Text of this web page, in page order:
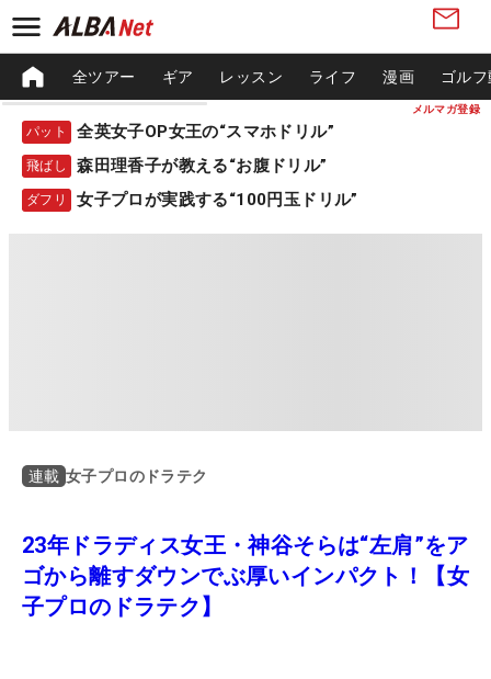
メルマガ登録
全ツアー ギア レッスン ライフ 漫画 ゴル
パット 全英女子OP女王の“スマホドリル”
飛ばし 森田理香子が教える“お腹ドリル”
ダフリ 女子プロが実践する“100円玉ドリル”
連載 女子プロのドラテク
23年ドラディス女王・神谷そらは“左肩”をア
ゴから離すダウンでぶ厚いインパクト！【女
子プロのドラテク】